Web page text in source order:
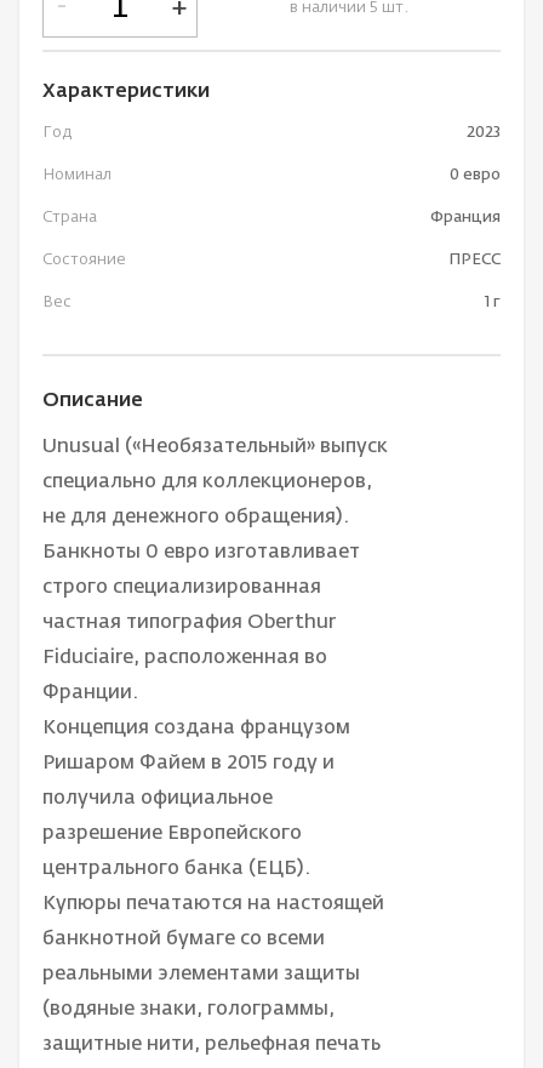
в наличии 5 шт.
- +
Характеристики
Год 2023
Номинал 0 евро
Страна Франция
Состояние ПРЕСС
Вес 1 г
Описание
Unusual («Необязательный» выпуск
специально для коллекционеров,
не для денежного обращения).
Банкноты 0 евро изготавливает
строго специализированная
частная типография Oberthur
Fiduciaire, расположенная во
Франции.
Концепция создана французом
Ришаром Файем в 2015 году и
получила официальное
разрешение Европейского
центрального банка (ЕЦБ).
Купюры печатаются на настоящей
банкнотной бумаге со всеми
реальными элементами защиты
(водяные знаки, голограммы,
защитные нити, рельефная печать